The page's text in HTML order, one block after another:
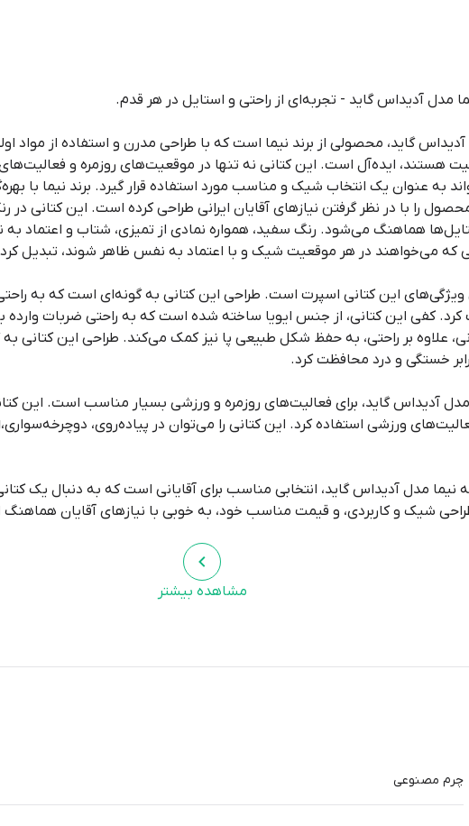
مدل آدیداس گاید - تجربه‌ای از راحتی و استایل در هر قدم.
گاید، محصولی از برند نیما است که با طراحی مدرن و استفاده از مواد
هستند، ایده‌آل است. این کتانی نه تنها در موقعیت‌های روزمره و
به عنوان یک انتخاب شیک و مناسب مورد استفاده قرار گیرد. برند نیما با
را با در نظر گرفتن نیازهای آقایان ایرانی طراحی کرده است. این کتانی
هماهنگ می‌شود. رنگ سفید، همواره نمادی از تمیزی، شتاب و اعتماد
که می‌خواهند در هر موقعیت شیک و با اعتماد به نفس ظاهر شوند، تبدیل
ویژگی‌های این کتانی اسپرت است. طراحی این کتانی به گونه‌ای است که به
کرد. کفی این کتانی، از جنس ایویا ساخته شده است که به راحتی ضربات وارده
علاوه بر راحتی، به حفظ شکل طبیعی پا نیز کمک می‌کند. طراحی این کتانی
خستگی و درد محافظت کرد.
مدل آدیداس گاید، برای فعالیت‌های روزمره و ورزشی بسیار مناسب است. این
نیما مدل آدیداس گاید، انتخابی مناسب برای آقایانی است که به دنبال یک
شیک و کاربردی، و قیمت مناسب خود، به خوبی با نیازهای آقایان
مشاهده بیشتر
چرم مصنوعی